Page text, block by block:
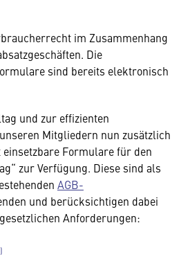
im Zusammenhang
Die
sind bereits elektronisch
und zur effizienten
Mitgliedern nun zusätzlich
Formulare für den
zur Verfügung. Diese sind als
AGB-
und berücksichtigen dabei
Anforderungen: